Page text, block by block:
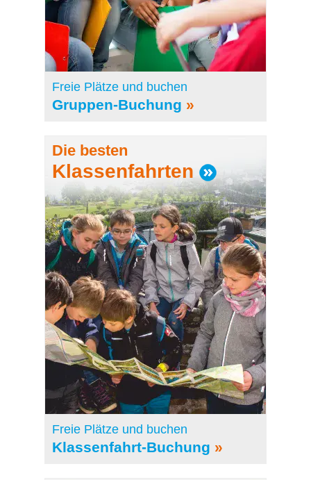
Freie Plätze und buchen
Gruppen-Buchung »
Die besten
Klassenfahrten
Freie Plätze und buchen
Klassenfahrt-Buchung »